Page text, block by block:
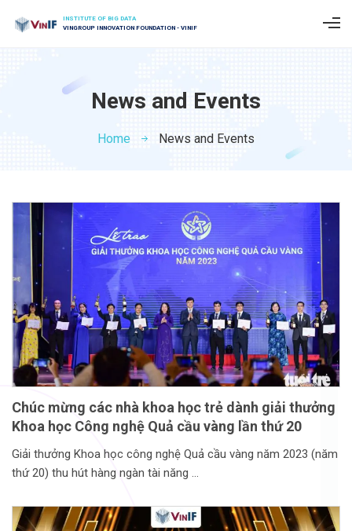
INSTITUTE OF BIG DATA
VINGROUP INNOVATION FOUNDATION - VINIF
News and Events
Home News and Events
Chúc mừng các nhà khoa học trẻ dành giải thưởng
Khoa học Công nghệ Quả cầu vàng lần thứ 20
Giải thưởng Khoa học công nghệ Quả cầu vàng năm 2023 (năm
thứ 20) thu hút hàng ngàn tài năng